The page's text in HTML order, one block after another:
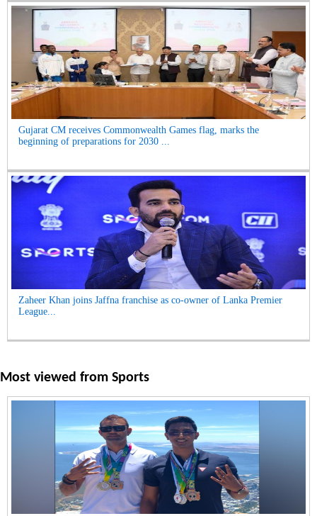
Gujarat CM receives Commonwealth Games flag, marks the
beginning of preparations for 2030 ...
Zaheer Khan joins Jaffna franchise as co-owner of Lanka Premier
League...
Most viewed from Sports